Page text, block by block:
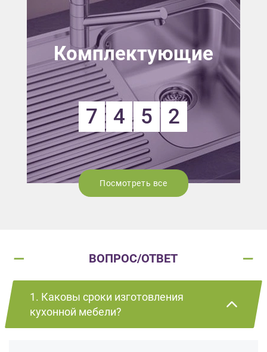
Комплектующие
7 4 5 2
Посмотреть все
ВОПРОС/ОТВЕТ
1. Каковы сроки изготовления
кухонной мебели?